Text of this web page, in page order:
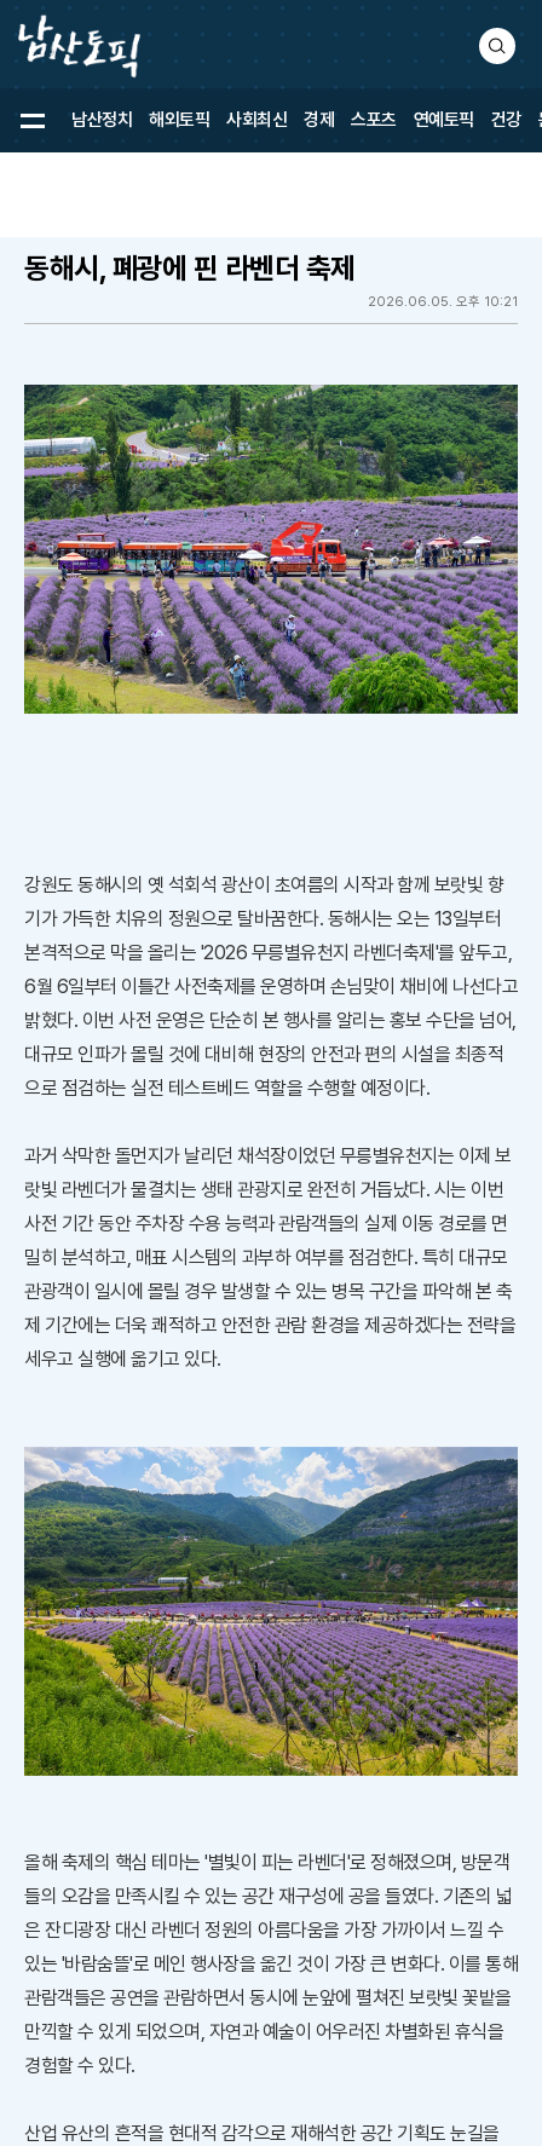
검
남산정치 해외토픽 사회최신 경제 스포츠 연예토픽 건강
동해시, 폐광에 핀 라벤더 축제
2026.06.05. 오후 10:21
강원도 동해시의 옛 석회석 광산이 초여름의 시작과 함께 보랏빛 향
기가 가득한 치유의 정원으로 탈바꿈한다. 동해시는 오는 13일부터
본격적으로 막을 올리는 '2026 무릉별유천지 라벤더축제'를 앞두고,
6월 6일부터 이틀간 사전축제를 운영하며 손님맞이 채비에 나선다고
밝혔다. 이번 사전 운영은 단순히 본 행사를 알리는 홍보 수단을 넘어,
대규모 인파가 몰릴 것에 대비해 현장의 안전과 편의 시설을 최종적
으로 점검하는 실전 테스트베드 역할을 수행할 예정이다.
과거 삭막한 돌먼지가 날리던 채석장이었던 무릉별유천지는 이제 보
랏빛 라벤더가 물결치는 생태 관광지로 완전히 거듭났다. 시는 이번
사전 기간 동안 주차장 수용 능력과 관람객들의 실제 이동 경로를 면
밀히 분석하고, 매표 시스템의 과부하 여부를 점검한다. 특히 대규모
관광객이 일시에 몰릴 경우 발생할 수 있는 병목 구간을 파악해 본 축
제 기간에는 더욱 쾌적하고 안전한 관람 환경을 제공하겠다는 전략을
세우고 실행에 옮기고 있다.
올해 축제의 핵심 테마는 '별빛이 피는 라벤더'로 정해졌으며, 방문객
들의 오감을 만족시킬 수 있는 공간 재구성에 공을 들였다. 기존의 넓
은 잔디광장 대신 라벤더 정원의 아름다움을 가장 가까이서 느낄 수
있는 '바람숨뜰'로 메인 행사장을 옮긴 것이 가장 큰 변화다. 이를 통해
관람객들은 공연을 관람하면서 동시에 눈앞에 펼쳐진 보랏빛 꽃밭을
만끽할 수 있게 되었으며, 자연과 예술이 어우러진 차별화된 휴식을
경험할 수 있다.
산업 유산의 흔적을 현대적 감각으로 재해석한 공간 기획도 눈길을